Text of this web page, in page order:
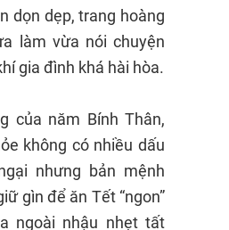
dọn dẹp, trang hoàng
làm vừa nói chuyện
gia đình khá hài hòa.
của năm Bính Thân,
không có nhiều dấu
nhưng bản mệnh
gìn để ăn Tết “ngon”
ngoài nhậu nhẹt tất